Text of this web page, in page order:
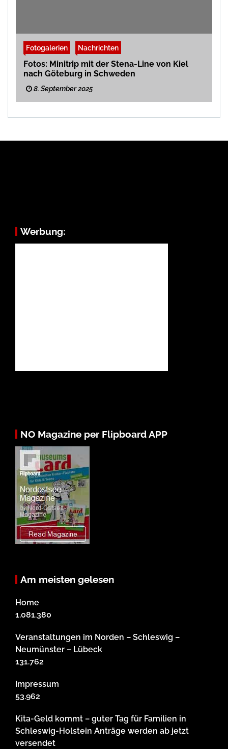
Fotogalerien Nachrichten
Fotos: Minitrip mit der Stena-Line von Kiel
nach Göteburg in Schweden
8. September 2025
Werbung:
NO Magazine per Flipboard APP
Am meisten gelesen
Home
1.081.380
Veranstaltungen im Norden – Schleswig –
Neumünster – Lübeck
131.762
Impressum
53.962
Kita-Geld kommt – guter Tag für Familien in
Schleswig-Holstein Anträge werden ab jetzt
versendet